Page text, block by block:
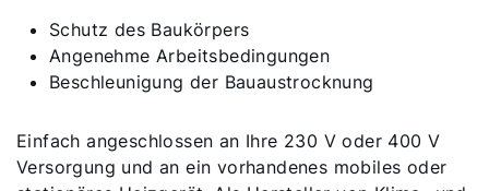
Schutz des Baukörpers
Angenehme Arbeitsbedingungen
Beschleunigung der Bauaustrocknung
Einfach angeschlossen an Ihre 230 V oder 400 V
Versorgung und an ein vorhandenes mobiles oder